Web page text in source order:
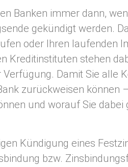
Banken immer dann,
gekündigt werden.
oder Ihren laufenden
Kreditinstituten stehen
Damit Sie alle
zurückweisen können
und worauf Sie dabei
Kündigung eines
bzw.